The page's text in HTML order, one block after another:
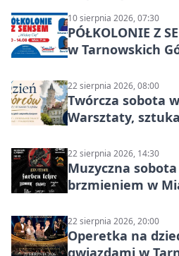
10 sierpnia 2026, 07:30
PÓŁKOLONIE Z
w Tarnowskich
22 sierpnia 2026, 08:00
Twórcza sobota
Warsztaty,
22 sierpnia 2026, 14:30
Muzyczna
brzmieniem w
22 sierpnia 2026, 20:00
Operetka na
gwiazdami w